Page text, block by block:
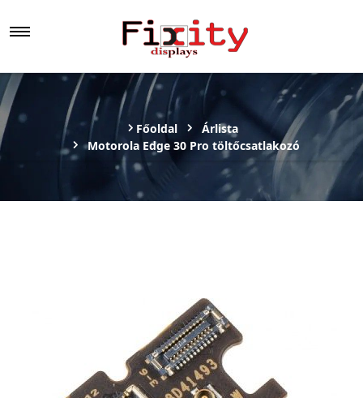
Főoldal
Árlista
Motorola Edge 30 Pro töltőcsatlakozó